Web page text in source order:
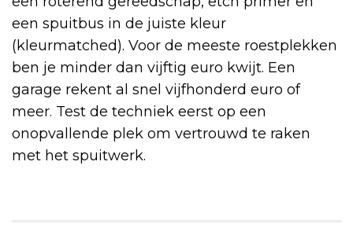
een spuitbus in de juiste kleur
(kleurmatched). Voor de meeste roestplekken
ben je minder dan vijftig euro kwijt. Een
garage rekent al snel vijfhonderd euro of
meer. Test de techniek eerst op een
onopvallende plek om vertrouwd te raken
met het spuitwerk.